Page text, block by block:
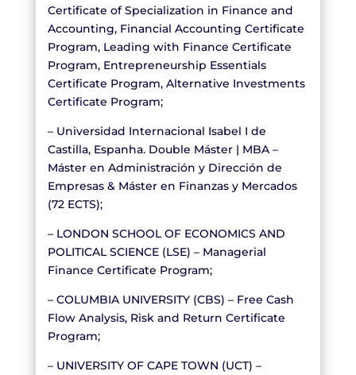
Certificate of Specialization in Finance and
Accounting, Financial Accounting Certificate
Program, Leading with Finance Certificate
Program, Entrepreneurship Essentials
Certificate Program, Alternative Investments
Certificate Program;
– Universidad Internacional Isabel I de
Castilla, Espanha. Double Máster | MBA –
Máster en Administración y Dirección de
Empresas & Máster en Finanzas y Mercados
(72 ECTS);
– LONDON SCHOOL OF ECONOMICS AND
POLITICAL SCIENCE (LSE) – Managerial
Finance Certificate Program;
– COLUMBIA UNIVERSITY (CBS) – Free Cash
Flow Analysis, Risk and Return Certificate
Program;
– UNIVERSITY OF CAPE TOWN (UCT) –